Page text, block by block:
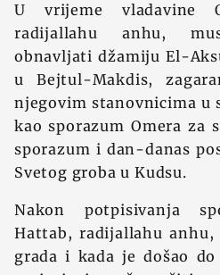
U vrijeme vladavine
radijallahu anhu,
obnavljati džamiju El-
u Bejtul-Makdis,
njegovim stanovnicima u
kao sporazum Omera za
sporazum i dan-danas
Svetog groba u Kudsu.
Nakon potpisivanja
Hattab, radijallahu
grada i kada je došao